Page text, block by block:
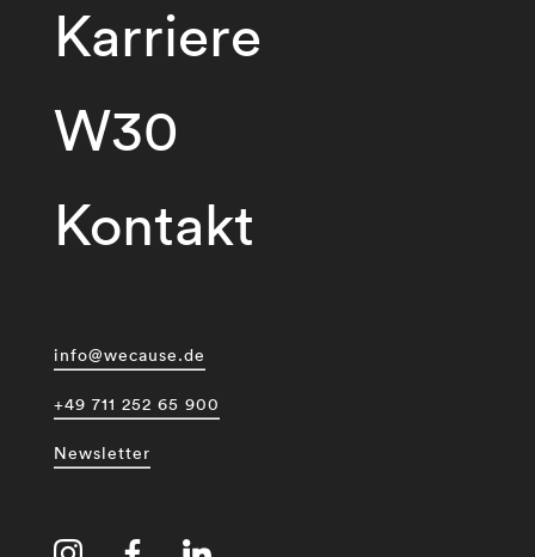
Karriere
W30
Kontakt
info@wecause.de
+49 711 252 65 900
Newsletter